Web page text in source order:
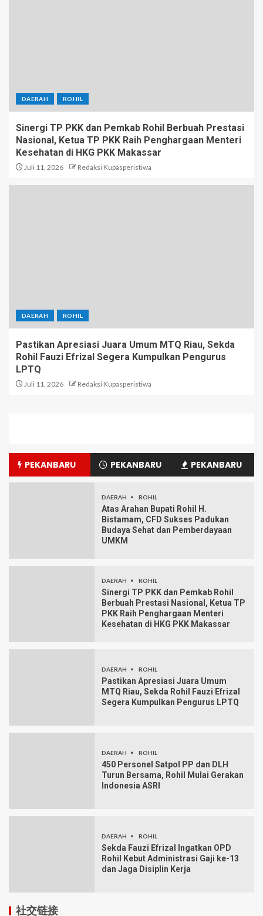
DAERAH ROHIL
Sinergi TP PKK dan Pemkab Rohil Berbuah Prestasi
Nasional, Ketua TP PKK Raih Penghargaan Menteri
Kesehatan di HKG PKK Makassar
Juli 11, 2026 Redaksi Kupasperistiwa
DAERAH ROHIL
Pastikan Apresiasi Juara Umum MTQ Riau, Sekda
Rohil Fauzi Efrizal Segera Kumpulkan Pengurus
LPTQ
Juli 11, 2026 Redaksi Kupasperistiwa
PEKANBARU PEKANBARU PEKANBARU
DAERAH ROHIL
Atas Arahan Bupati Rohil H.
Bistamam, CFD Sukses Padukan
Budaya Sehat dan Pemberdayaan
UMKM
DAERAH ROHIL
Sinergi TP PKK dan Pemkab Rohil
Berbuah Prestasi Nasional, Ketua TP
PKK Raih Penghargaan Menteri
Kesehatan di HKG PKK Makassar
DAERAH ROHIL
Pastikan Apresiasi Juara Umum
MTQ Riau, Sekda Rohil Fauzi Efrizal
Segera Kumpulkan Pengurus LPTQ
DAERAH ROHIL
450 Personel Satpol PP dan DLH
Turun Bersama, Rohil Mulai Gerakan
Indonesia ASRI
DAERAH ROHIL
Sekda Fauzi Efrizal Ingatkan OPD
Rohil Kebut Administrasi Gaji ke-13
dan Jaga Disiplin Kerja
社交链接